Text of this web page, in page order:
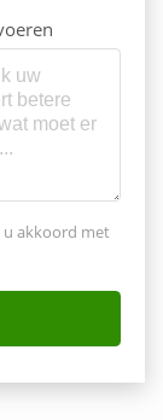
akkoord met